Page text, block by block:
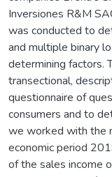
Inversiones R&M
was conducted to
and multiple binary
determining factors.
transectional,
questionnaire of
consumers and to
we worked with the
economic period
of the sales income